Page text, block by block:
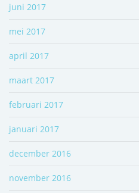
juni 2017
mei 2017
april 2017
maart 2017
februari 2017
januari 2017
december 2016
november 2016